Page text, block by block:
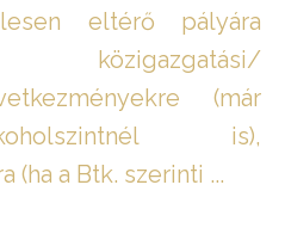
eltérő pályára
(már
is),
(ha a Btk. szerinti ...